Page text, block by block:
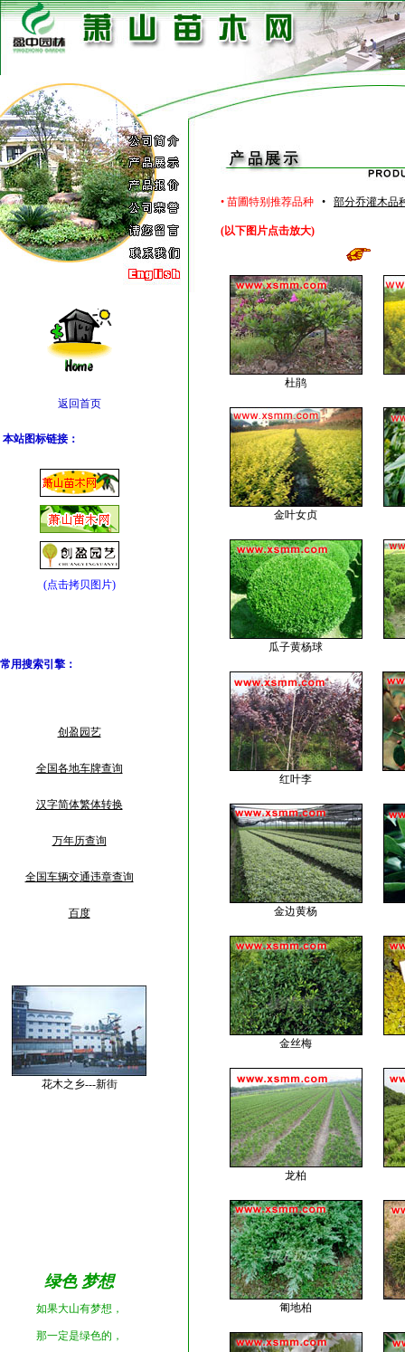
返回首页
本站图标链接：
(点击拷贝图片)
常用搜索引擎 ：
创盈园艺
全国各地车牌查询
汉字简体繁体转换
万年历查询
全国车辆交通违章查询
百度
花木之乡---新街
绿色 梦想
如果大山有梦想，
那一定是绿色的，
• 苗圃特别推荐品种 • 部分乔灌木品
(以下图片点击放大)
杜鹃
金叶女贞
瓜子黄杨球
红叶李
金边黄杨
金丝梅
龙柏
匍地柏